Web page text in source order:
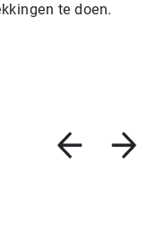
te doen.